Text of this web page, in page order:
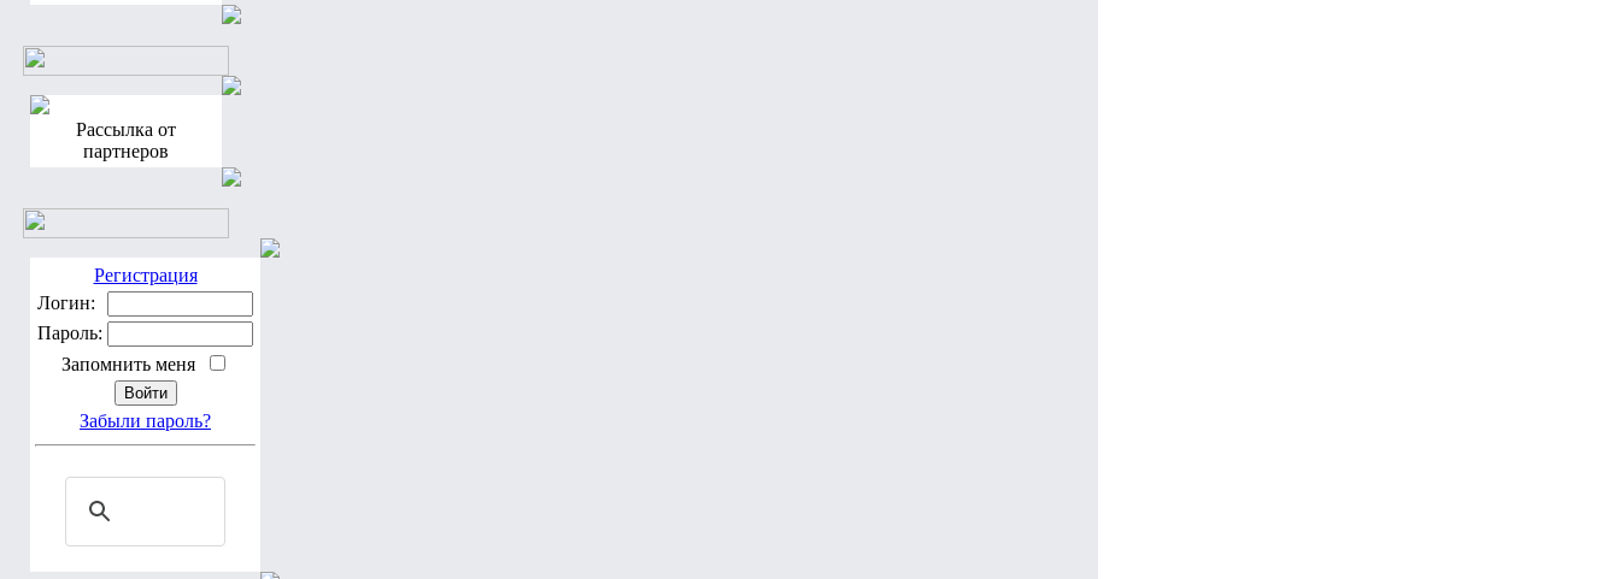
Рассылка от
партнеров
Регистрация
Логин:
Пароль:
Запомнить меня
Забыли пароль?